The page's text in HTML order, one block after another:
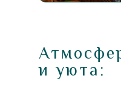
и уюта: